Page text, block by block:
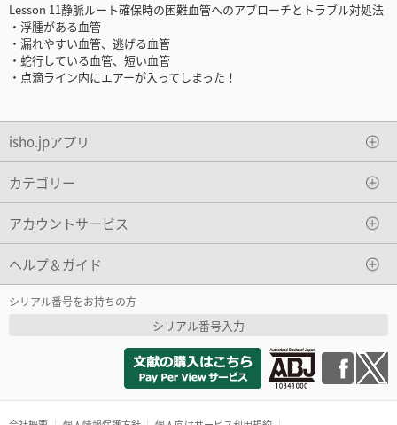
Lesson 11静脈ルート確保時の困難血管へのアプローチとトラブル対処法
・浮腫がある血管
・漏れやすい血管、逃げる血管
・蛇行している血管、短い血管
・点滴ライン内にエアーが入ってしまった！
isho.jpアプリ
カテゴリー
アカウントサービス
ヘルプ＆ガイド
シリアル番号をお持ちの方
シリアル番号入力